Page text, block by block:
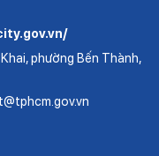
phường Bến Thành,